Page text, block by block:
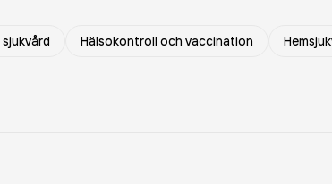
Hälsokontroll och vaccination